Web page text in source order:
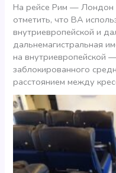
На рейсе Рим — Лондон
отметить, что ВА
внутриевропейской и
дальнемагистральная
на внутриевропейской
заблокированного
расстоянием между